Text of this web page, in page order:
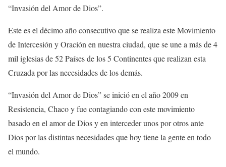
“Invasión del Amor de Dios”.
Este es el décimo año consecutivo que se realiza este Movimiento
de Intercesión y Oración en nuestra ciudad, que se une a más de 4
mil iglesias de 52 Países de los 5 Continentes que realizan esta
Cruzada por las necesidades de los demás.
“Invasión del Amor de Dios” se inició en el año 2009 en
Resistencia, Chaco y fue contagiando con este movimiento
basado en el amor de Dios y en interceder unos por otros ante
Dios por las distintas necesidades que hoy tiene la gente en todo
el mundo.